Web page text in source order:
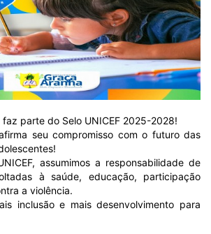
parte do Selo UNICEF 2025-2028!
seu compromisso com o futuro das
assumimos a responsabilidade de
à saúde, educação, participação
a violência.
inclusão e mais desenvolvimento para